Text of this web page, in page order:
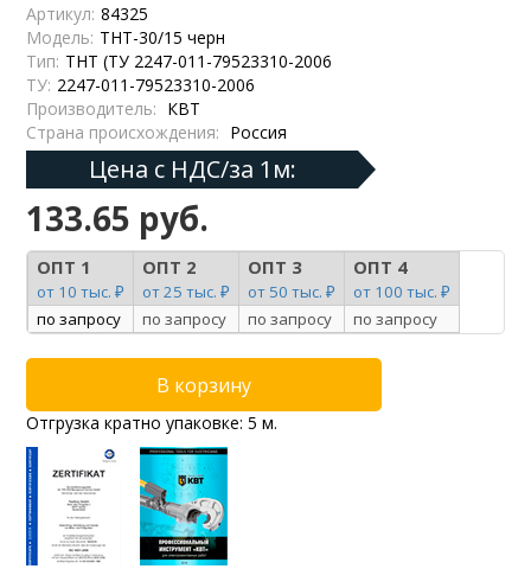
Артикул: 84325
Модель: ТНТ-30/15 черн
Тип: ТНТ (ТУ 2247-011-79523310-2006
ТУ: 2247-011-79523310-2006
Производитель: КВТ
Страна происхождения: Россия
Цена с НДС/за 1м:
133.65 руб.
ОПТ 1
от 10 тыс. ₽
ОПТ 2
от 25 тыс. ₽
ОПТ 3
от 50 тыс. ₽
ОПТ 4
от 100 тыс. ₽
по запросу
по запросу по запросу по запросу
Отгрузка кратно упаковке: 5 м.